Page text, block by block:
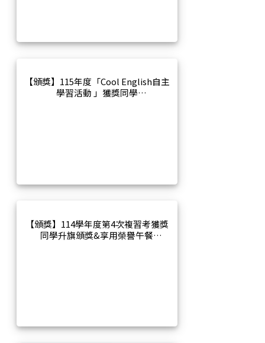
【頒獎】115年度「Cool English自主
學習活動 」獲獎同學
【頒獎】114學年度第4次複習考獲獎
同學升旗頒獎&享用榮譽午餐